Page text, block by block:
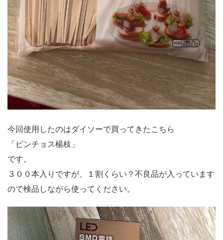
今回使用したのはダイソーで買ってきたこちら
「ピンチョス楊枝」
です。
３００本入りですが、１割くらい？不良品が入っています
ので検品しながら使ってください。